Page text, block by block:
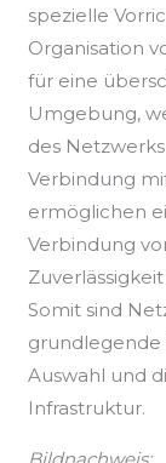
spezielle
Organisation
für eine
Umgebung,
des
Verbindung
ermöglichen
Verbindung
Somit sind
grundlegende
Auswahl und
Infrastruktur.